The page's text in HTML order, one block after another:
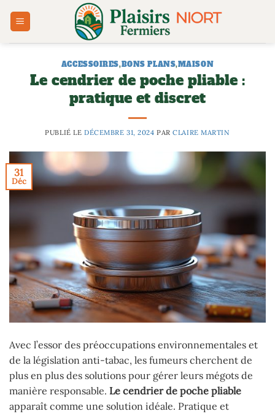
ACCESSOIRES,BONS PLANS,MAISON
Le cendrier de poche pliable :
pratique et discret
PUBLIÉ LE DÉCEMBRE 31, 2024 PARCLAIRE MARTIN
31
Déc
Avec l’essor des préoccupations environnementales et
de la législation anti-tabac, les fumeurs cherchent de
plus en plus des solutions pour gérer leurs mégots de
manière responsable. Le cendrier de poche pliable
apparaît comme une solution idéale. Pratique et